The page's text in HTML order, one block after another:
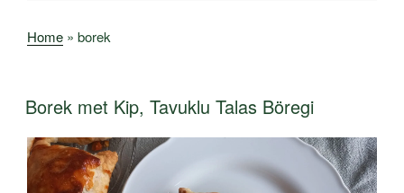
Home » borek
Borek met Kip, Tavuklu Talas Böregi